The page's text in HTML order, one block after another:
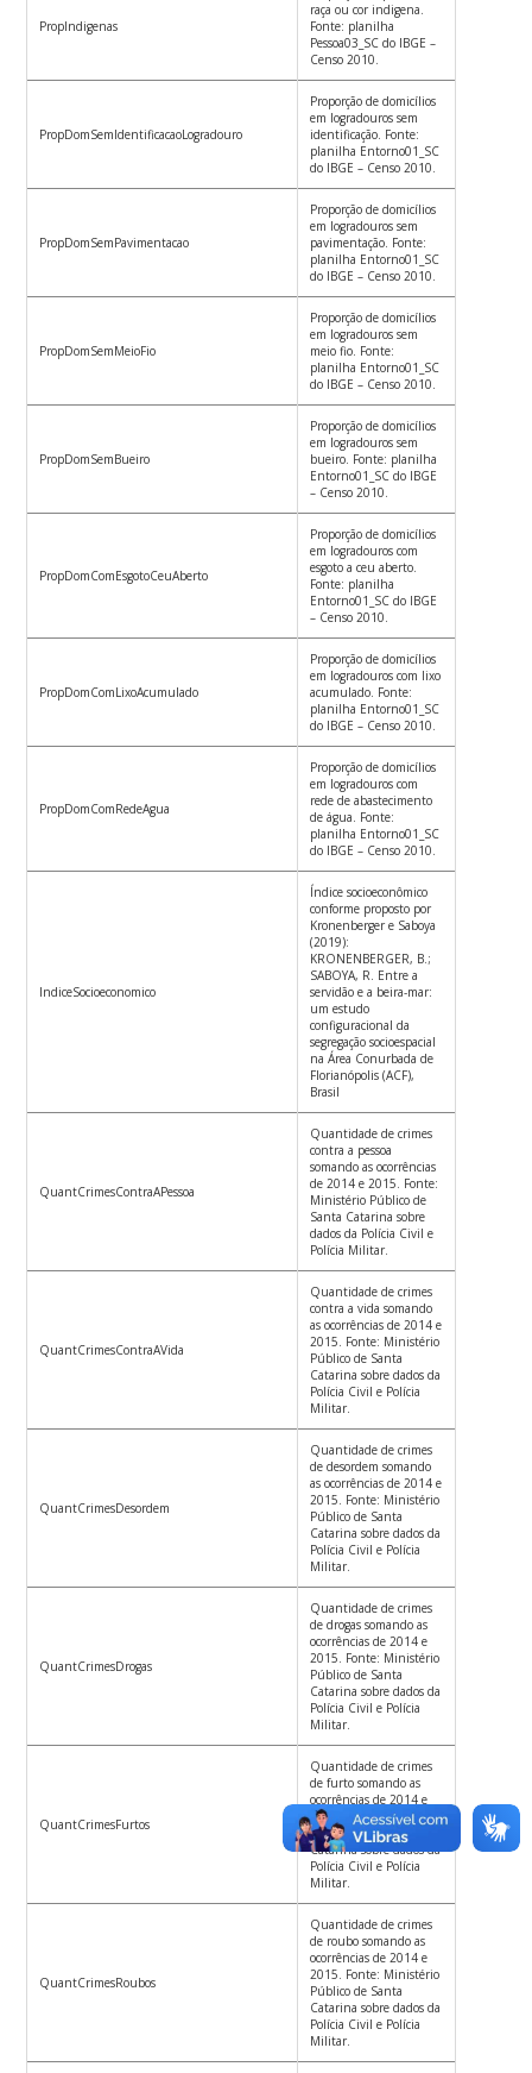
PropIndigenas
raça ou cor indigena.
Fonte: planilha
Pessoa03_SC do IBGE –
Censo 2010.
PropDomSemIdentificacaoLogradouro
Proporção de domicílios
em logradouros sem
identificação. Fonte:
planilha Entorno01_SC
do IBGE – Censo 2010.
PropDomSemPavimentacao
Proporção de domicílios
em logradouros sem
pavimentação. Fonte:
planilha Entorno01_SC
do IBGE – Censo 2010.
PropDomSemMeioFio
Proporção de domicílios
em logradouros sem
meio fio. Fonte:
planilha Entorno01_SC
do IBGE – Censo 2010.
PropDomSemBueiro
Proporção de domicílios
em logradouros sem
bueiro. Fonte: planilha
Entorno01_SC do IBGE
– Censo 2010.
PropDomComEsgotoCeuAberto
Proporção de domicílios
em logradouros com
esgoto a ceu aberto.
Fonte: planilha
Entorno01_SC do IBGE
– Censo 2010.
PropDomComLixoAcumulado
Proporção de domicílios
em logradouros com lixo
acumulado. Fonte:
planilha Entorno01_SC
do IBGE – Censo 2010.
PropDomComRedeAgua
Proporção de domicílios
em logradouros com
rede de abastecimento
de água. Fonte:
planilha Entorno01_SC
do IBGE – Censo 2010.
IndiceSocioeconomico
Índice socioeconômico
conforme proposto por
Kronenberger e Saboya
(2019):
KRONENBERGER, B.;
SABOYA, R. Entre a
servidão e a beira-mar:
um estudo
configuracional da
segregação socioespacial
na Área Conurbada de
Florianópolis (ACF),
Brasil
QuantCrimesContraAPessoa
Quantidade de crimes
contra a pessoa
somando as ocorrências
de 2014 e 2015. Fonte:
Ministério Público de
Santa Catarina sobre
dados da Polícia Civil e
Polícia Militar.
QuantCrimesContraAVida
Quantidade de crimes
contra a vida somando
as ocorrências de 2014 e
2015. Fonte: Ministério
Público de Santa
Catarina sobre dados da
Polícia Civil e Polícia
Militar.
QuantCrimesDesordem
Quantidade de crimes
de desordem somando
as ocorrências de 2014 e
2015. Fonte: Ministério
Público de Santa
Catarina sobre dados da
Polícia Civil e Polícia
Militar.
QuantCrimesDrogas
Quantidade de crimes
de drogas somando as
ocorrências de 2014 e
2015. Fonte: Ministério
Público de Santa
Catarina sobre dados da
Polícia Civil e Polícia
Militar.
QuantCrimesFurtos
Quantidade de crimes
de furto somando as
ocorrências de 2014 e
2015. Fonte: Ministério
Público de Santa
Catarina sobre dados da
Polícia Civil e Polícia
Militar.
QuantCrimesRoubos
Quantidade de crimes
de roubo somando as
ocorrências de 2014 e
2015. Fonte: Ministério
Público de Santa
Catarina sobre dados da
Polícia Civil e Polícia
Militar.